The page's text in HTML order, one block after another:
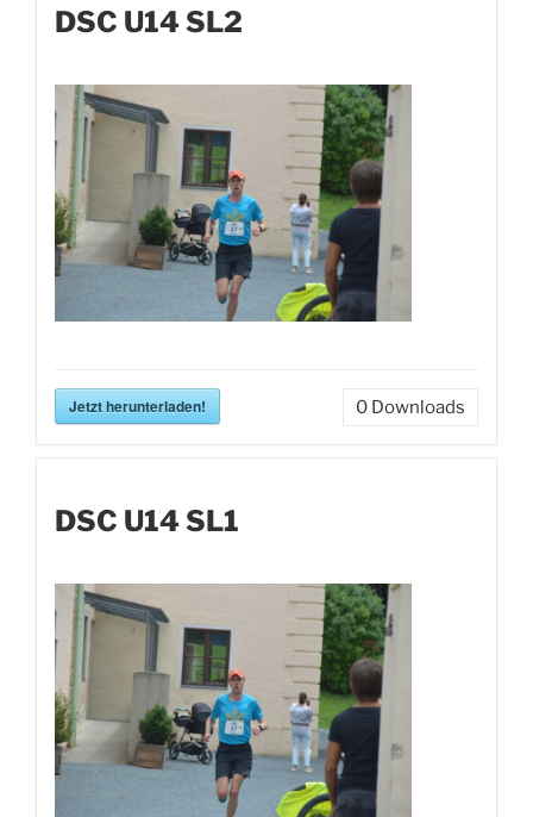
DSC U14 SL2
Jetzt herunterladen! 0 Downloads
DSC U14 SL1